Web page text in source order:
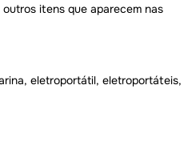
itens que aparecem nas
eletroportátil, eletroportáteis,